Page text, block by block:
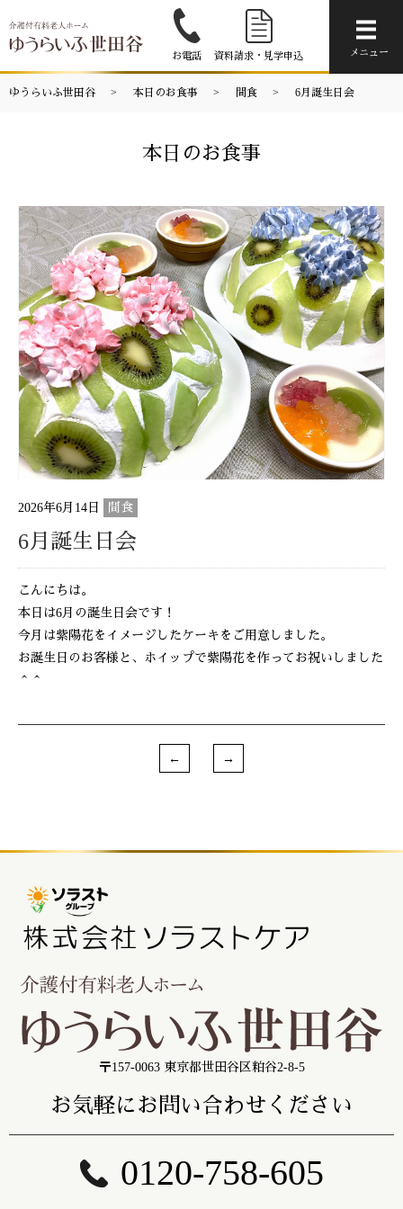
お電話 資料請求・見学申込 メニュー
ゆうらいふ世田谷 本日のお食事 間食 6月誕生日会
本日のお食事
2026年6月14日 間食
6月誕生日会
こんにちは。
本日は6月の誕生日会です！
今月は紫陽花をイメージしたケーキをご用意しました。
お誕生日のお客様と、ホイップで紫陽花を作ってお祝いしました
＾＾
〒157-0063 東京都世田谷区粕谷2-8-5
お気軽にお問い合わせください
0120-758-605